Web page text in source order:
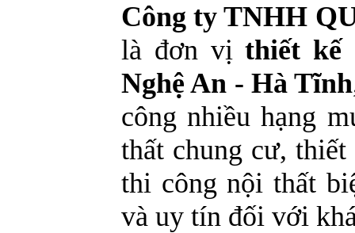
Công ty TNHH
là đơn vịthiết kế
Nghệ An - Hà Tĩnh
công nhiều hạng
thất chung cư,
thi công nội thất
và uy tín đối với